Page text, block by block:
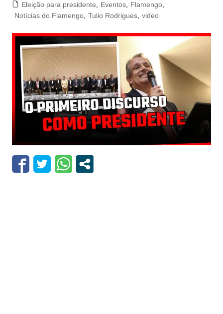
Eleição para presidente
Eventos, Flamengo,
Notícias do Flamengo, Tulio Rodrigues, video